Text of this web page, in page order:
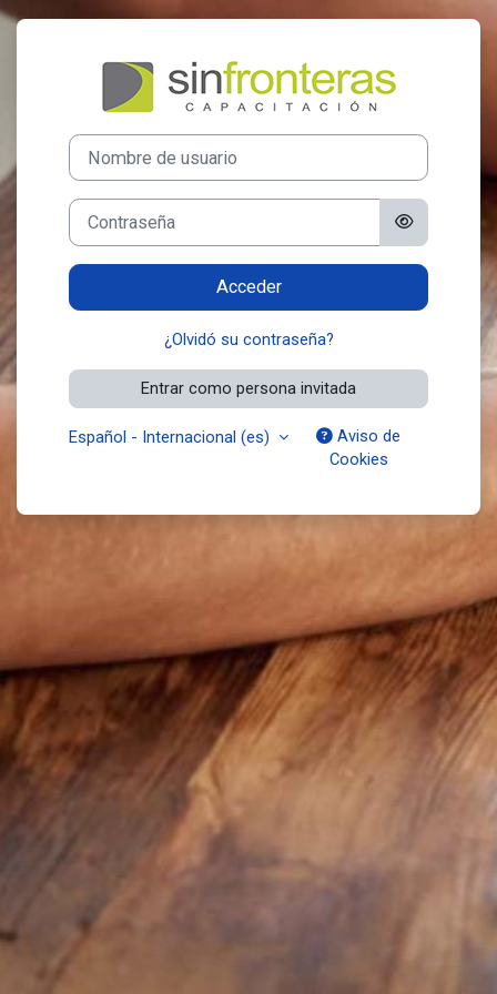
Salta al contenido principal
Entrar a Aulas
Nombre de usuario
Contraseña
Acceder
¿Olvidó su contraseña?
Entrar como persona invitada
Español - Internacional ‎(es)‎
Aviso de
Cookies